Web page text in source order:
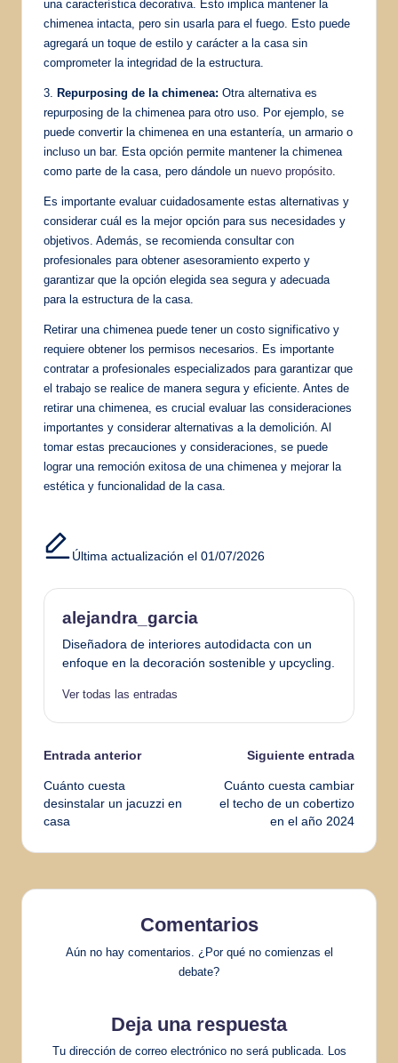
una característica decorativa. Esto implica mantener la
chimenea intacta, pero sin usarla para el fuego. Esto puede
agregará un toque de estilo y carácter a la casa sin
comprometer la integridad de la estructura.
3. Repurposing de la chimenea: Otra alternativa es
repurposing de la chimenea para otro uso. Por ejemplo, se
puede convertir la chimenea en una estantería, un armario o
incluso un bar. Esta opción permite mantener la chimenea
como parte de la casa, pero dándole un nuevo propósito
Es importante evaluar cuidadosamente estas alternativas y
considerar cuál es la mejor opción para sus necesidades y
objetivos. Además, se recomienda consultar con
profesionales para obtener asesoramiento experto y
garantizar que la opción elegida sea segura y adecuada
para la estructura de la casa.
Retirar una chimenea puede tener un costo significativo y
requiere obtener los permisos necesarios. Es importante
contratar a profesionales especializados para garantizar que
el trabajo se realice de manera segura y eficiente. Antes de
retirar una chimenea, es crucial evaluar las consideraciones
importantes y considerar alternativas a la demolición. Al
tomar estas precauciones y consideraciones, se puede
lograr una remoción exitosa de una chimenea y mejorar la
estética y funcionalidad de la casa.
Última actualización el 01/07/2026
alejandra_garcia
Diseñadora de interiores autodidacta con un
enfoque en la decoración sostenible y upcycling.
Ver todas las entradas
Navegación
de
entradas
Entrada anterior
Cuánto cuesta
desinstalar un jacuzzi en
casa
Siguiente entrada
Cuánto cuesta cambiar
el techo de un cobertizo
en el año 2024
Comentarios
Aún no hay comentarios. ¿Por qué no comienzas el
debate?
Deja una respuesta
Tu dirección de correo electrónico no será publicada. Los